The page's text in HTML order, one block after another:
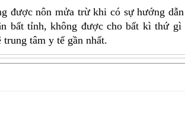
được nôn mửa trừ khi có sự hướng dẫn
bất tỉnh, không được cho bất kì thứ gì
trung tâm y tế gần nhất.